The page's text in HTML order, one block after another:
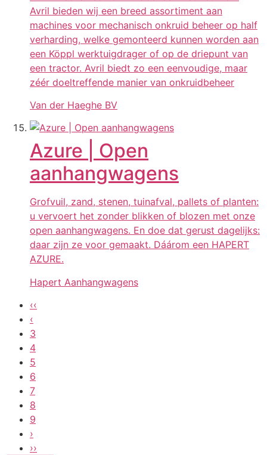
Avril bieden wij een breed assortiment aan
machines voor mechanisch onkruid beheer op half
verharding, welke gemonteerd kunnen worden aan
een Köppl werktuigdrager of op de driepunt van
een tractor. Avril biedt zo een eenvoudige, maar
zéér doeltreffende manier van onkruidbeheer
Van der Haeghe BV
Azure | Open
aanhangwagens
Grofvuil, zand, stenen, tuinafval, pallets of planten:
u vervoert het zonder blikken of blozen met onze
open aanhangwagens. En doe dat gerust dagelijks:
daar zijn ze voor gemaakt. Dáárom een HAPERT
AZURE.
Hapert Aanhangwagens
‹‹
‹
3
4
5
6
7
8
9
›
››